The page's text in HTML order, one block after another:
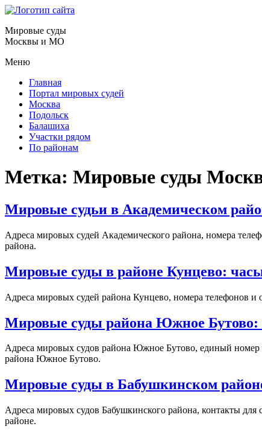
Мировые суды
Москвы и МО
Меню
Главная
Портал мировых судей
Москва
Подольск
Балашиха
Участки рядом
По районам
Метка: Мировые суды
Мировые судьи в Академическом
Адреса мировых судей Академического района, номера
района.
Мировые суды в районе Кунцево:
Адреса мировых судей района Кунцево, номера телефонов
Мировые суды района Южное Бутово:
Адреса мировых судов района Южное Бутово, единый номер
района Южное Бутово.
Мировые суды в Бабушкинском
Адреса мировых судов Бабушкинского района, контакты
районе.